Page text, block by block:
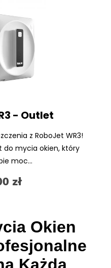
- Outlet
z RoboJet WR3!
do mycia okien, który
moc...
zł
Okien